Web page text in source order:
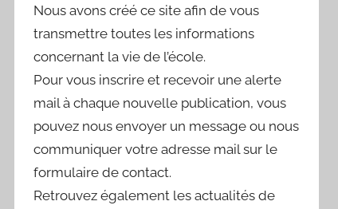
Nous avons créé ce site afin de vous
transmettre toutes les informations
concernant la vie de l’école.
Pour vous inscrire et recevoir une alerte
mail à chaque nouvelle publication, vous
pouvez nous envoyer un message ou nous
communiquer votre adresse mail sur le
formulaire de contact.
Retrouvez également les actualités de